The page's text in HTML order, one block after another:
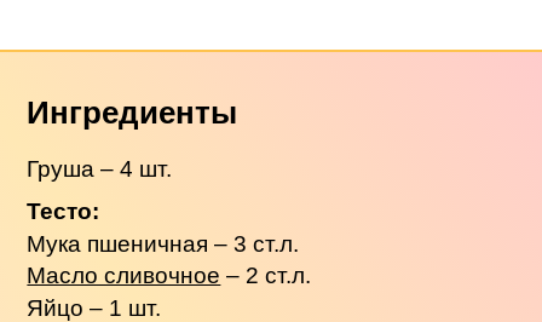
Ингредиенты
Груша – 4 шт.
Тесто:
Мука пшеничная – 3 ст.л.
Масло сливочное – 2 ст.л.
Яйцо – 1 шт.